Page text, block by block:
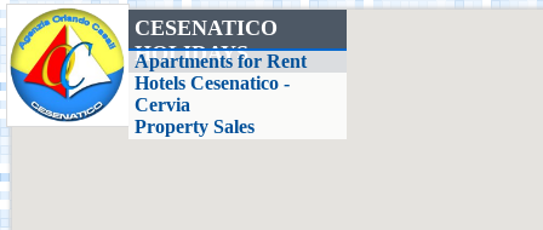
CESENATICO
HOLIDAYS
Apartments for Rent
Hotels Cesenatico -
Cervia
Property Sales
Casa delle Farfalle,
Milano Marittima
Adriatic Golf Club